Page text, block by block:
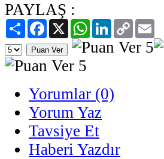
PAYLAŞ :
PaylaşFacebook
X WhatsAppLinkedIn
Copy
Link
Yorumlar (0)
Yorum Yaz
Tavsiye Et
Haberi Yazdır